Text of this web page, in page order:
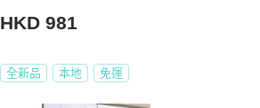
HKD 981
全新品 本地 免運